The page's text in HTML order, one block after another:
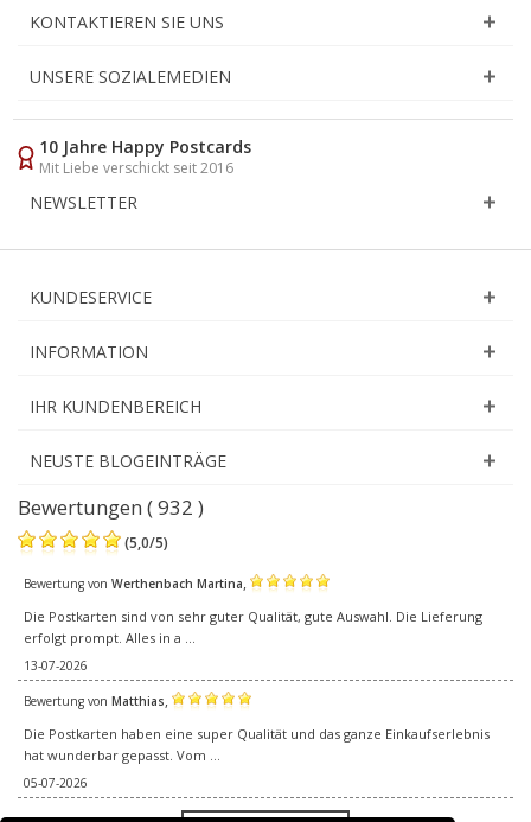
KONTAKTIEREN SIE UNS
UNSERE SOZIALEMEDIEN
10 Jahre Happy Postcards
Mit Liebe verschickt seit 2016
NEWSLETTER
KUNDESERVICE
INFORMATION
IHR KUNDENBEREICH
NEUSTE BLOGEINTRÄGE
Bewertungen ( 932 )
(5,0/5)
Bewertung von Werthenbach Martina,
Die Postkarten sind von sehr guter Qualität, gute Auswahl. Die Lieferung
erfolgt prompt. Alles in a ...
13-07-2026
Bewertung von Matthias,
Die Postkarten haben eine super Qualität und das ganze Einkaufserlebnis
hat wunderbar gepasst. Vom ...
05-07-2026